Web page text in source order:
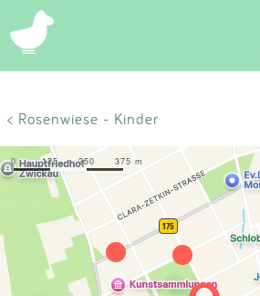
Eintragen
App
Blog
< Rosenwiese - Kinder